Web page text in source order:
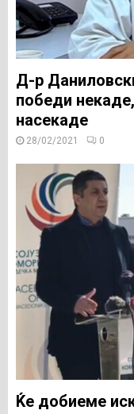
Д-р
победи
насекаде
28/02/2021 0
Ќе добиеме